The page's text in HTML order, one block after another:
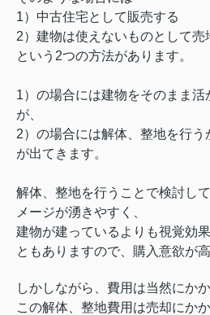
1）中古住宅として販売する
2）建物は使えないものとして売
という2つの方法があります。
1）の場合には建物をそのまま活
が、
2）の場合には解体、整地を行
が出てきます。
解体、整地を行うことで検討し
メージが湧きやすく、
建物が建っているよりも視覚効
ともありますので、 購入意欲が
しかしながら、費用は当然にかか
この解体、整地費用は売却にか